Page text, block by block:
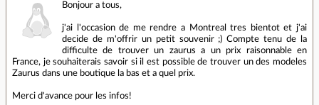
Bonjour a tous,
j'ai l'occasion de me rendre a Montreal tres bientot et j'ai
decide de m'offrir un petit souvenir ;) Compte tenu de la
difficulte de trouver un zaurus a un prix raisonnable en
France, je souhaiterais savoir si il est possible de trouver un des modeles
Zaurus dans une boutique la bas et a quel prix.
Merci d'avance pour les infos!